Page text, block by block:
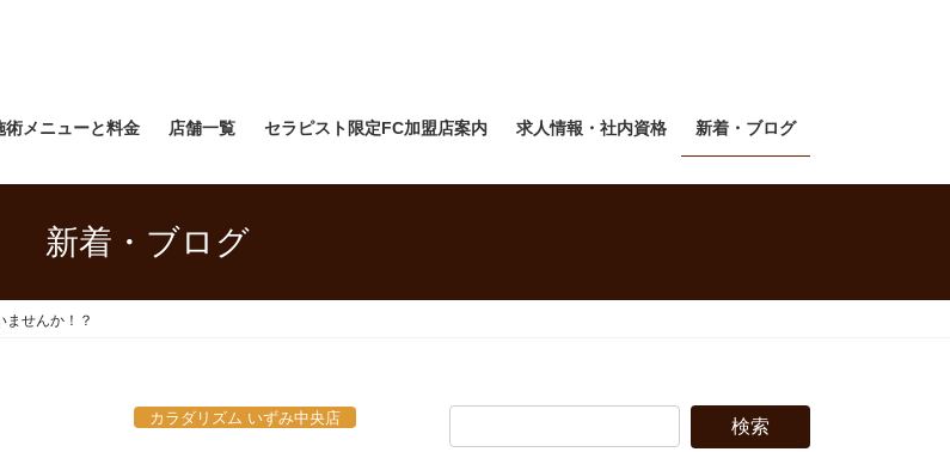
術メニューと料金 店舗一覧 セラピスト限定FC加盟店案内 求人情報・社内資格 新着・ブログ
新着・ブログ
ませんか！？
カラダリズム いずみ中央店